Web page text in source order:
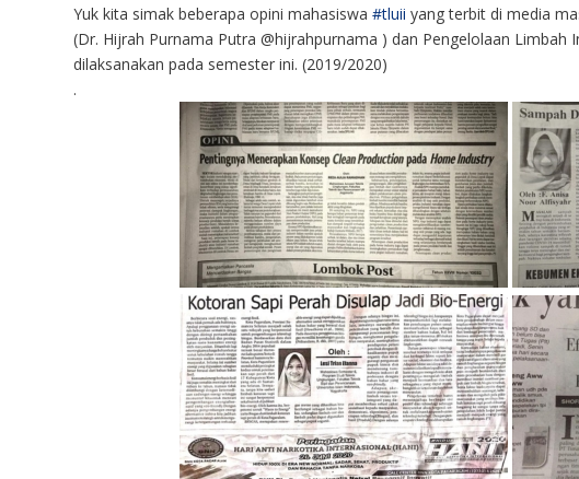
Yuk kita simak beberapa opini mahasiswa #tluii yang terbit di media
(Dr. Hijrah Purnama Putra @hijrahpurnama ) dan Pengelolaan Limbah
dilaksanakan pada semester ini. (2019/2020)
.